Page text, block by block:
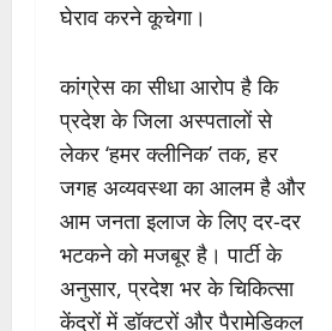
घेराव करने कूचेगा।
कांग्रेस का सीधा आरोप है कि
प्रदेश के जिला अस्पतालों से
लेकर ‘हमर क्लीनिक’ तक, हर
जगह अव्यवस्था का आलम है और
आम जनता इलाज के लिए दर-दर
भटकने को मजबूर है। पार्टी के
अनुसार, प्रदेश भर के चिकित्सा
केंद्रों में डॉक्टरों और पैरामेडिकल